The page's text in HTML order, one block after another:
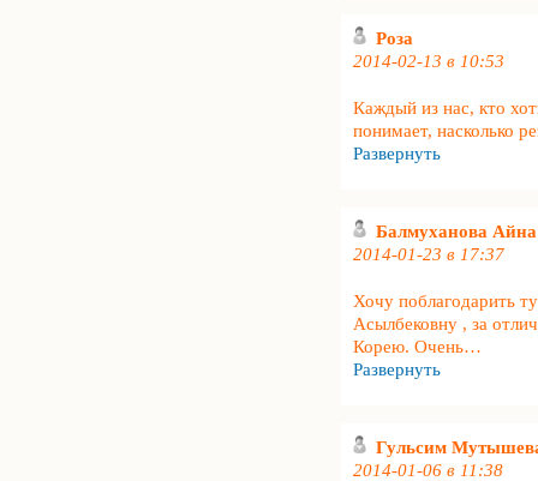
Роза
2014-02-13 в 10:53
Каждый из нас, кто
понимает, насколько
Развернуть
Балмуханова Айна
2014-01-23 в 17:37
Хочу поблагодарить
Асылбековну , за
Корею. Очень…
Развернуть
Гульсим
2014-01-06 в 11:38